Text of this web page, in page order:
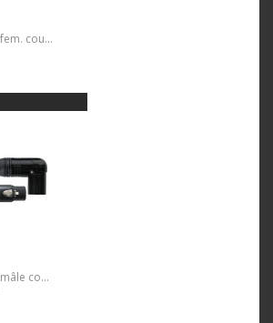
Fiches NEUTRIK XLR fem. coudée / XLR mâle - 7,5 m
Fiches NEUTRIK XLR mâle coudée / XLR fem. - 50 cm